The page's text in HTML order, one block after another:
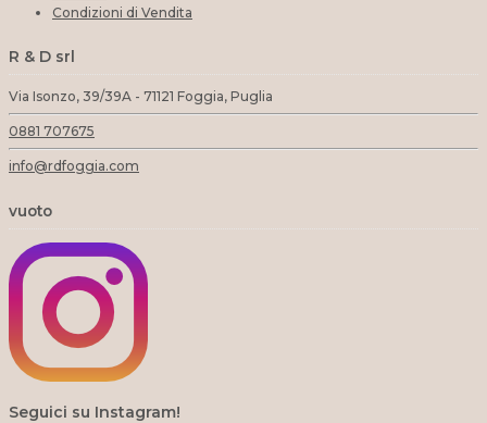
Condizioni di Vendita
R & D srl
Via Isonzo, 39/39A - 71121 Foggia, Puglia
0881 707675
info@rdfoggia.com
vuoto
Seguici su Instagram!